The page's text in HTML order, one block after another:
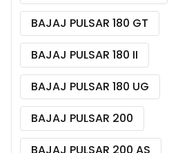
BAJAJ PULSAR 180 GT
BAJAJ PULSAR 180 II
BAJAJ PULSAR 180 UG
BAJAJ PULSAR 200
BAJAJ PULSAR 200 AS